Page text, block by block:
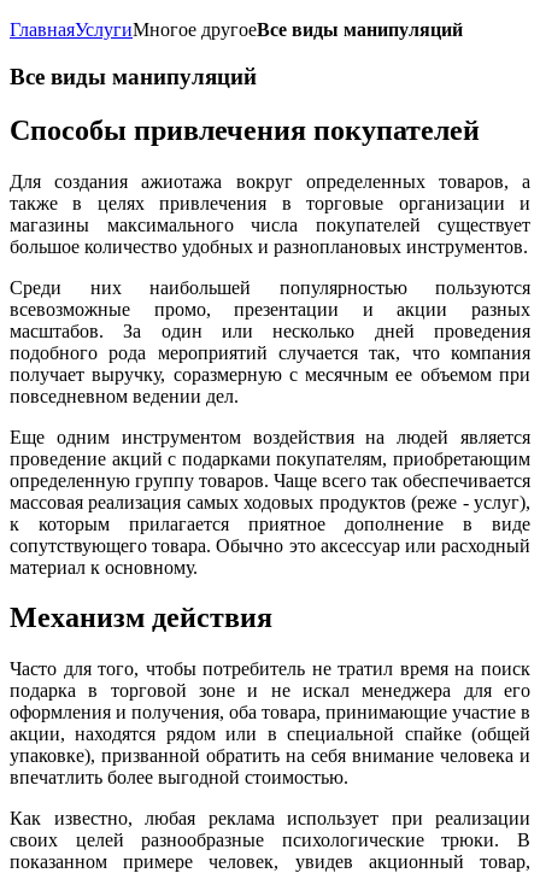
ГлавнаяУслугиМногое другоеВсе виды манипуляций
Все виды манипуляций
Способы привлечения покупателей
Для создания ажиотажа вокруг определенных товаров, а
также в целях привлечения в торговые организации и
магазины максимального числа покупателей существует
большое количество удобных и разноплановых инструментов.
Среди них наибольшей популярностью пользуются
всевозможные промо, презентации и акции разных
масштабов. За один или несколько дней проведения
подобного рода мероприятий случается так, что компания
получает выручку, соразмерную с месячным ее объемом при
повседневном ведении дел.
Еще одним инструментом воздействия на людей является
проведение акций с подарками покупателям, приобретающим
определенную группу товаров. Чаще всего так обеспечивается
массовая реализация самых ходовых продуктов (реже - услуг),
к которым прилагается приятное дополнение в виде
сопутствующего товара. Обычно это аксессуар или расходный
материал к основному.
Механизм действия
Часто для того, чтобы потребитель не тратил время на поиск
подарка в торговой зоне и не искал менеджера для его
оформления и получения, оба товара, принимающие участие в
акции, находятся рядом или в специальной спайке (общей
упаковке), призванной обратить на себя внимание человека и
впечатлить более выгодной стоимостью.
Как известно, любая реклама использует при реализации
своих целей разнообразные психологические трюки. В
показанном примере человек, увидев акционный товар,